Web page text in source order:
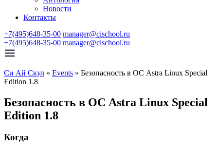
Новости
Контакты
+7(495)648-35-00 manager@cischool.ru
+7(495)648-35-00 manager@cischool.ru
Си Ай Скул » Events » Безопасность в ОС Astra Linux Special
Edition 1.8
Безопасность в ОС Astra Linux Special
Edition 1.8
Когда